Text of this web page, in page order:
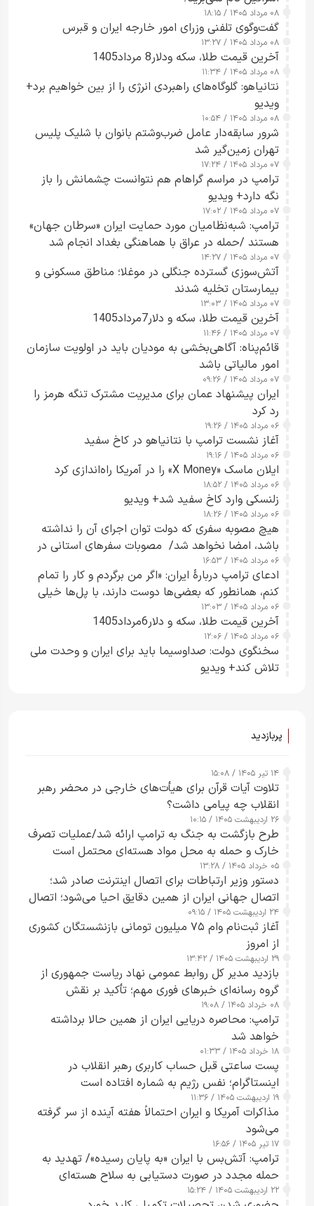
۰۸ مرداد ۱۴۰۵ / ۱۸:۱۵
گفت‌وگوی تلفنی وزرای امور خارجه ایران و قبرس
۰۸ مرداد ۱۴۰۵ / ۱۳:۲۷
آخرین قیمت طلا، سکه ودلار8 مرداد1405
۰۸ مرداد ۱۴۰۵ / ۱۱:۳۴
نتانیاهو: گلوگاه‌های راهبردی انرژی را از بین خواهیم برد+
ویدیو
۰۸ مرداد ۱۴۰۵ / ۱۰:۵۴
شرور سابقه‌دار عامل ضرب‌وشتم بانوان با شلیک پلیس
تهران زمین‌گیر شد
۰۷ مرداد ۱۴۰۵ / ۱۷:۲۴
ترامپ در مراسم گراهام هم نتوانست چشمانش را باز
نگه دارد+ ویدیو
۰۷ مرداد ۱۴۰۵ / ۱۷:۰۲
ترامپ: شبه‌نظامیان مورد حمایت ایران «سرطان جهان»
هستند /حمله در عراق با هماهنگی بغداد انجام شد
۰۷ مرداد ۱۴۰۵ / ۱۴:۲۷
آتش‌سوزی گسترده جنگلی در موغلا؛ مناطق مسکونی و
بیمارستان تخلیه شدند
۰۷ مرداد ۱۴۰۵ / ۱۳:۰۳
آخرین قیمت طلا، سکه و دلار7مرداد1405
۰۷ مرداد ۱۴۰۵ / ۱۱:۴۶
قائم‌پناه: آگاهی‌بخشی به مودیان باید در اولویت سازمان
امور مالیاتی باشد
۰۷ مرداد ۱۴۰۵ / ۰۹:۲۶
ایران پیشنهاد عمان برای مدیریت مشترک تنگه هرمز را
رد کرد
۰۶ مرداد ۱۴۰۵ / ۱۹:۲۶
آغاز نشست ترامپ با نتانیاهو در کاخ سفید
۰۶ مرداد ۱۴۰۵ / ۱۹:۱۶
ایلان ماسک «X Money» را در آمریکا راه‌اندازی کرد
۰۶ مرداد ۱۴۰۵ / ۱۸:۵۲
زلنسکی وارد کاخ سفید شد+ ویدیو
۰۶ مرداد ۱۴۰۵ / ۱۸:۲۶
هیچ مصوبه سفری که دولت توان اجرای آن را نداشته
باشد، امضا نخواهد شد/ مصوبات سفرهای استانی در
چارچوب قانون بودجه است+ عکس
۰۶ مرداد ۱۴۰۵ / ۱۶:۵۳
ادعای ترامپ دربارهٔ ایران: «اگر من برگردم و کار را تمام
کنم، همانطور که بعضی‌ها دوست دارند، با پل‌ها خیلی
راحت می‌توانم بیشتر پل‌هایشان را در کمتر از یک
ساعت از بین ببرم+ ویدیو
۰۶ مرداد ۱۴۰۵ / ۱۳:۰۳
آخرین قیمت طلا، سکه و دلار6مرداد1405
۰۶ مرداد ۱۴۰۵ / ۱۲:۰۶
سخنگوی دولت: صداوسیما باید برای ایران و وحدت ملی
تلاش کند+ ویدیو
پربازدید
۱۴ تیر ۱۴۰۵ / ۱۵:۰۸
تلاوت آیات قرآن برای هیأت‌های خارجی در محضر رهبر
انقلاب چه پیامی داشت؟
۲۶ اردیبهشت ۱۴۰۵ / ۱۰:۱۵
طرح‌ بازگشت به جنگ به ترامپ ارائه شد/عملیات تصرف
خارک و حمله به محل مواد هسته‌ای محتمل است
۰۵ خرداد ۱۴۰۵ / ۱۳:۲۸
دستور وزیر ارتباطات برای اتصال اینترنت صادر شد؛
اتصال جهانی ایران از همین دقایق احیا می‌شود؛ اتصال
کامل مردم تا ۲۴ ساعت آینده
۲۴ اردیبهشت ۱۴۰۵ / ۰۹:۱۵
آغاز ثبت‌نام وام ۷۵ میلیون تومانی بازنشستگان کشوری
از امروز
۲۹ اردیبهشت ۱۴۰۵ / ۱۳:۴۲
بازدید مدیر کل روابط عمومی نهاد ریاست جمهوری از
گروه رسانه‌ای خبرهای فوری مهم؛ تأکید بر نقش
رسانه‌های هوشمند و مسئول در ارتقای آگاهی عمومی
۰۸ خرداد ۱۴۰۵ / ۱۹:۰۸
ترامپ: محاصره دریایی ایران از همین حالا برداشته
خواهد شد
۱۸ خرداد ۱۴۰۵ / ۰۱:۳۳
پست ساعتی قبل حساب کاربری رهبر انقلاب در
اینستاگرام؛ نفس رژیم به شماره افتاده است​
۱۹ اردیبهشت ۱۴۰۵ / ۱۱:۳۶
مذاکرات آمریکا و ایران احتمالاً هفته آینده از سر گرفته
می‌شود
۱۷ تیر ۱۴۰۵ / ۱۶:۵۶
ترامپ: آتش‌بس با ایران «به پایان رسیده»/ تهدید به
حمله مجدد در صورت دستیابی به سلاح هسته‌ای
۲۲ اردیبهشت ۱۴۰۵ / ۱۵:۲۴